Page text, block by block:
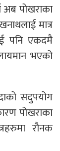
अब पोखराका
मात्र
पनि एकदमै
भएको
सदुपयोग
पोखराका
रौनक